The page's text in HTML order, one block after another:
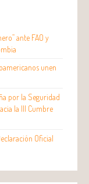
ante FAO y
unen
por la Seguridad
la III Cumbre
Oficial